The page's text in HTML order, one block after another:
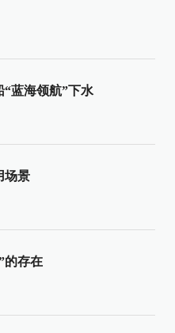
“蓝海领航”下水
场景
的存在